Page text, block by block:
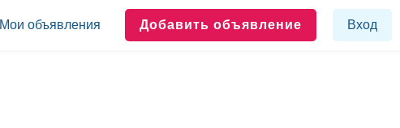
Мои объявления Добавить объявление Вход